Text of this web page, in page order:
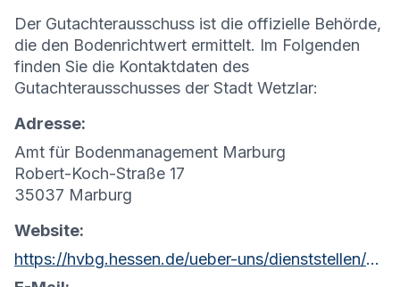
Der Gutachterausschuss ist die offizielle Behörde,
die den Bodenrichtwert ermittelt. Im Folgenden
finden Sie die Kontaktdaten des
Gutachterausschusses der Stadt Wetzlar:
Adresse:
Amt für Bodenmanagement Marburg
Robert-Koch-Straße 17
35037 Marburg
Website:
https://hvbg.hessen.de/ueber-uns/dienststellen/amt-fuer-bodenmanagement-marburg